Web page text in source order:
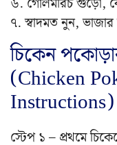
৭. স্বাদমত নুন,
চিকেন
(Chicken
Instructions)
স্টেপ ১ – প্রথমে